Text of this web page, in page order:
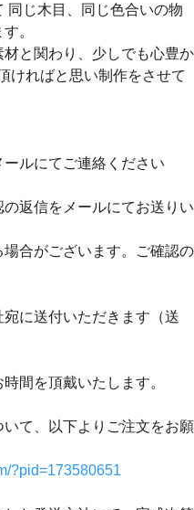
同じ木目、同じ色合いの物
。
と関わり、少しでも心豊か
ければと思い制作をさせて
ルにてご連絡ください
返信をメールにてお送りい
合がございます。ご確認の
に送付いただきます（送
間を頂戴いたします。
て、以下よりご注文をお願
?pid=173580651